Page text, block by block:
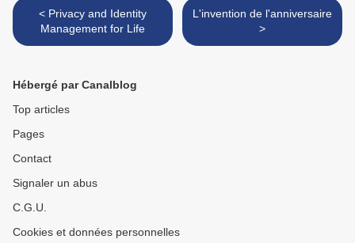
< Privacy and Identity
Management for Life
L'invention de l'anniversaire
>
Hébergé par Canalblog
Top articles
Pages
Contact
Signaler un abus
C.G.U.
Cookies et données personnelles